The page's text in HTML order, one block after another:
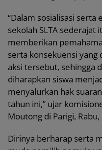
“Dalam sosialisasi serta
sekolah SLTA sederajat
memberikan
serta konsekuensi yang
aksi tersebut, sehingga
diharapkan siswa
menyalurkan hak
tahun ini,” ujar
Moutong di Parigi,
Dirinya berharap serta